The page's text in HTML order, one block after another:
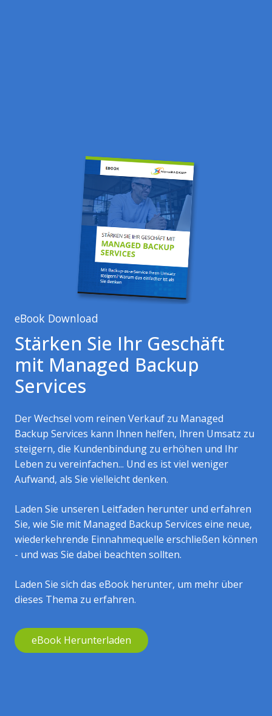
eBook Download
Stärken Sie Ihr Geschäft
mit Managed Backup
Services
DerWechsel vom reinen Verkauf zu Managed
Backup Services kann Ihnen helfen, Ihren Umsatz zu
steigern, die Kundenbindung zu erhöhen und Ihr
Leben zu vereinfachen... Und es istviel weniger
Aufwand, als Sie vielleichtdenken.
Laden Sie unseren Leitfaden herunter und erfahren
Sie, wie Sie mit Managed Backup Services eine neue,
wiederkehrende Einnahmequelle erschließen können
- und was Sie dabei beachten sollten.
Laden Sie sich das eBook herunter, um mehr über
dieses Thema zu erfahren.
eBook Herunterladen